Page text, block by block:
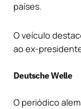
países.
O veículo
ao ex-
Deutsche Welle
O periódico